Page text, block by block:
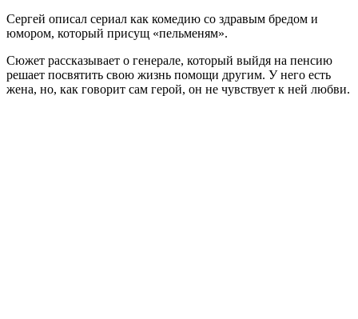
Сергей описал сериал как комедию со здравым бредом и
юмором, который присущ «пельменям».
Сюжет рассказывает о генерале, который выйдя на пенсию
решает посвятить свою жизнь помощи другим. У него есть
жена, но, как говорит сам герой, он не чувствует к ней любви.